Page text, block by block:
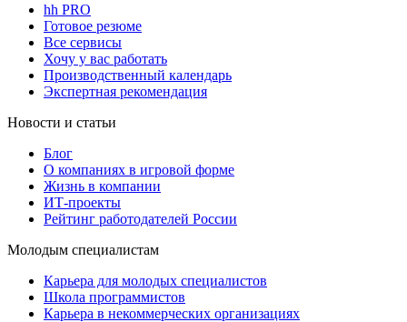
hh PRO
Готовое резюме
Все сервисы
Хочу у вас работать
Производственный календарь
Экспертная рекомендация
Новости и статьи
Блог
О компаниях в игровой форме
Жизнь в компании
ИТ-проекты
Рейтинг работодателей России
Молодым специалистам
Карьера для молодых специалистов
Школа программистов
Карьера в некоммерческих организациях